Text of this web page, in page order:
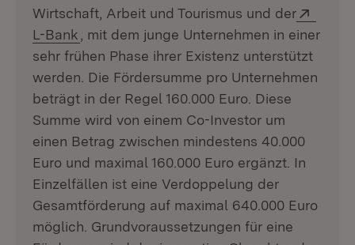
Wirtschaft, Arbeit und Tourismus und der
L-Bank (Öffnet in neuem Fenster)
, mit dem junge Unternehmen in einer
sehr frühen Phase ihrer Existenz unterstützt
werden. Die Fördersumme pro Unternehmen
beträgt in der Regel 160.000 Euro. Diese
Summe wird von einem Co-Investor um
einen Betrag zwischen mindestens 40.000
Euro und maximal 160.000 Euro ergänzt. In
Einzelfällen ist eine Verdoppelung der
Gesamtförderung auf maximal 640.000 Euro
möglich. Grundvoraussetzungen für eine